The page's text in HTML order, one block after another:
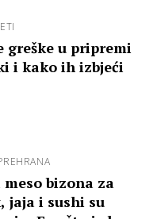
greške u pripremi
i kako ih izbjeći
bizona za
jaja i sushi su